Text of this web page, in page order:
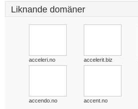
Liknande domäner
acceleri.no accelerit.biz
accendo.no accent.no